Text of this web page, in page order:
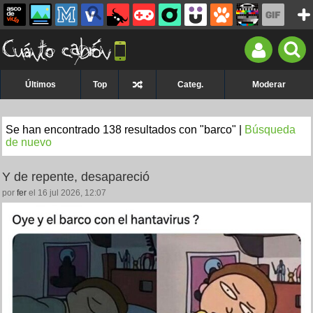
Últimos Top Categ. Moderar
Se han encontrado 138 resultados con "barco" |
Búsqueda
de nuevo
Y de repente, desapareció
por fer el 16 jul 2026, 12:07